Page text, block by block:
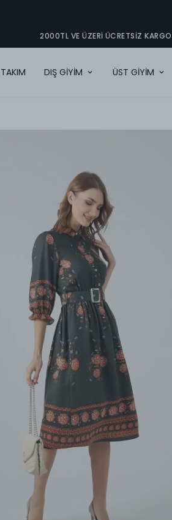
2000TL VE ÜZERI ÜCRETSIZ KARGO
TAKIM DIŞ GİYİM ÜST GİYİM